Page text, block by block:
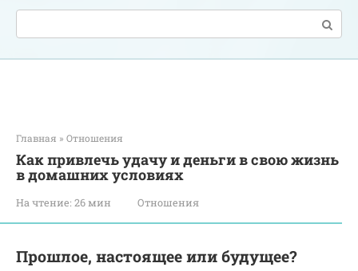
Поиск:
Главная » Отношения
Как привлечь удачу и деньги в свою жизнь
в домашних условиях
На чтение: 26 мин Отношения
Прошлое, настоящее или будущее?